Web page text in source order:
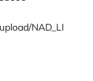
der-Anti-
das-Altern